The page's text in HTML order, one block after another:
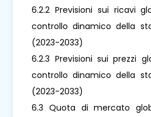
6.2.2 Previsioni sui ricavi
controllo dinamico della
(2023-2033)
6.2.3 Previsioni sui prezzi
controllo dinamico della
(2023-2033)
6.3 Quota di mercato